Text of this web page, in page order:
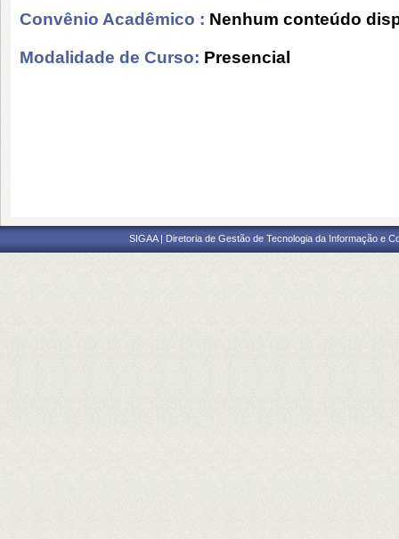
Convênio Acadêmico : Nenhum conteúdo
Modalidade de Curso: Presencial
SIGAA | Diretoria de Gestão de Tecnologia da Informação e